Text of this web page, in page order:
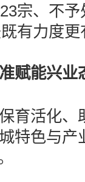
宗、不
有力度
赋能兴业
活化、
特色与产